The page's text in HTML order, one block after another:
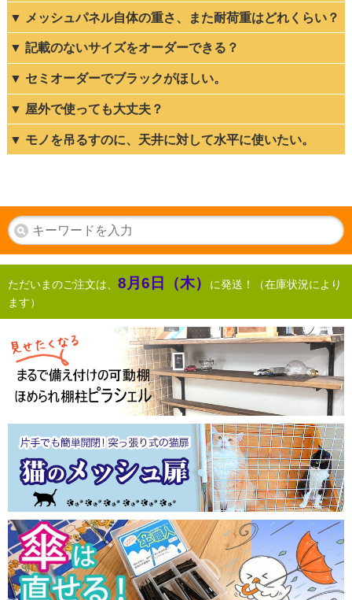
猫の脱走防止柵で検索していて和気さんの会社を知り、オーダー
で作って頂きました。
以前は100均の物を繋げて使っていたので見た目も悪いし強度的
にも大好評です。5月の爽やかな風をにゃんこと共に感じて、お
願いしてよかったたね～と毎日過ごしています。
商品が到着するまで、メールで度々連絡を下さった担当様…安心
して待つことを楽しみながらお買い物できました。（M.H.様）
2016.02.12
猫脱走防止用に
ポールを軸に別途用意した小さめのキャスターをメッシュパネル
下部にくくり付け、結束バンドでポールとメッシュを固定。 玄
関前に扉の用に使用しています。
他、メッシュの利点で、S字フックなどを引っ掛け、鞄や帽子な
どをかけています。玄関まわりが手狭なので中々に用途が広がり
ました。（シミズ様）
＞＞お客様の使用実例をもっと見る
▼ メッシュパネル自体の重さ、また耐荷重はどれくらい？
▼ 記載のないサイズをオーダーできる？
▼ セミオーダーでブラックがほしい。
▼ 屋外で使っても大丈夫？
▼ モノを吊るすのに、天井に対して水平に使いたい。
ただいまのご注文は、 8月6日（木）
に発送！（在庫状況により
ます）